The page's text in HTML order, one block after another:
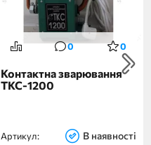
0 0
Контактна зварювання
ТКС-1200
Артикул: В наявності